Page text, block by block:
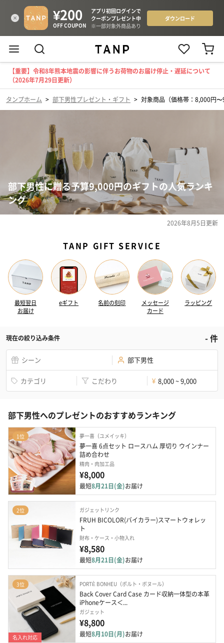
【重要】令和8年熊本地震の影響に伴うお荷物のお届け停止・遅延について
（2026年7月29日更新）
タンプホーム > 部下男性プレゼント・ギフト > 対象商品（価格帯：8,000円
部下男性に贈る予算9,000円のギフトの人気ランキ
ング
2026年8月5日更新
TANP GIFT SERVICE
最短翌日
お届け
eギフト 名前の刻印
メッセージ
カード
ラッピング
現在の絞り込み条件 -件
シーン 部下男性
カテゴリ こだわり ¥ 8,000 ~ 9,000
部下男性へのプレゼントのおすすめランキング
1位 夢一喜（ユメイッキ）
夢一喜 6点セット ロースハム 厚切り ウインナー
詰め合わせ
精肉・肉加工品
¥8,000
最短8月21日(金)お届け
2位 ガジェットリンク
FRUH BICOLOR(バイカラー)スマートウォレッ
ト
財布・ケース・小物入れ
¥8,580
最短8月21日(金)お届け
3位
名入れ対応
PORTÈ BONHEU（ポルト・ボヌール）
Back Cover Card Case カード収納一体型の本革
iPhoneケース＜...
ガジェット
¥8,800
最短8月10日(月)お届け